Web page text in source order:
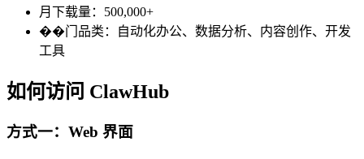
月下载量：500,000+
��门品类：自动化办公、数据分析、内容创作、开发
工具
如何访问 ClawHub
方式一：Web 界面